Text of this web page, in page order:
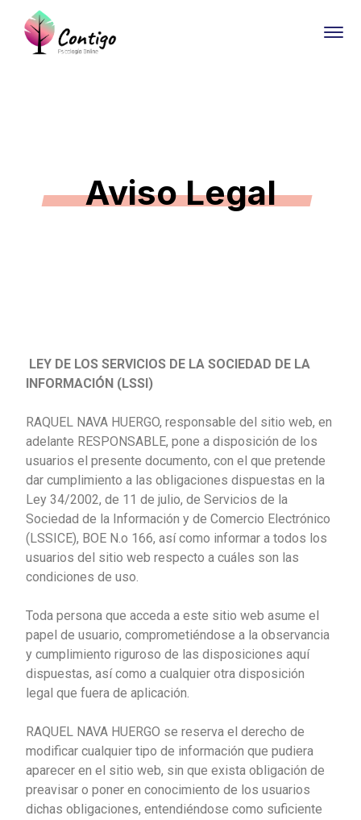
Aviso Legal
LEY DE LOS SERVICIOS DE LA SOCIEDAD DE LA
INFORMACIÓN (LSSI)
RAQUEL NAVA HUERGO, responsable del sitio web, en
adelante RESPONSABLE, pone a disposición de los
usuarios el presente documento, con el que pretende
dar cumplimiento a las obligaciones dispuestas en la
Ley 34/2002, de 11 de julio, de Servicios de la
Sociedad de la Información y de Comercio Electrónico
(LSSICE), BOE N.o 166, así como informar a todos los
usuarios del sitio web respecto a cuáles son las
condiciones de uso.
Toda persona que acceda a este sitio web asume el
papel de usuario, comprometiéndose a la observancia
y cumplimiento riguroso de las disposiciones aquí
dispuestas, así como a cualquier otra disposición
legal que fuera de aplicación.
RAQUEL NAVA HUERGO se reserva el derecho de
modificar cualquier tipo de información que pudiera
aparecer en el sitio web, sin que exista obligación de
preavisar o poner en conocimiento de los usuarios
dichas obligaciones, entendiéndose como suficiente